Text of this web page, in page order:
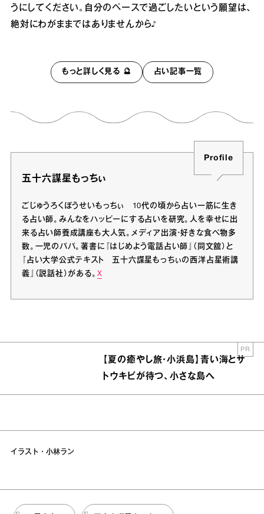
うにしてください。自分のペースで過ごしたいという願望は、
絶対にわがままではありませんから♪
もっと詳しく見る 🔮 占い記事一覧
Profile
五十六謀星もっちぃ
ごじゅうろくぼうせいもっちぃ 10代の頃から占い一筋に生き
る占い師。みんなをハッピーにする占いを研究。人を幸せに出
来る占い師養成講座も大人気。メディア出演・好きな食べ物多
数。一児のパパ。著書に『はじめよう電話占い師』（同文舘）と
『占い大学公式テキスト 五十六謀星もっちぃの西洋占星術講
義』（説話社）がある。 X
【夏の癒やし旅・小浜島】青い海とサ
トウキビが待つ、小さな島へ
PR
イラスト・小林ラン